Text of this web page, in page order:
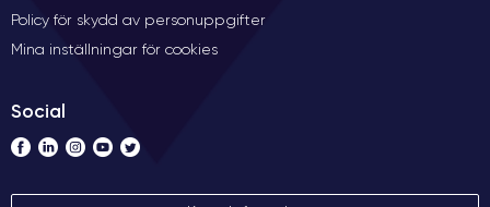
Policy för skydd av personuppgifter
Mina inställningar för cookies
Social